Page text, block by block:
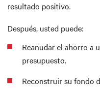
resultado positivo.
Después, usted puede:
Reanudar el ahorro a
presupuesto.
Reconstruir su fondo